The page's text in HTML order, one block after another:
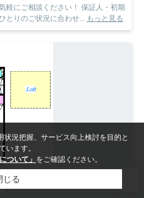
談ください！ 保証人・初期
とりのご状況に合わせ... もっと見る
況把握、サービス向上検討を目的と
います。
ついて」 をご確認ください。
じる